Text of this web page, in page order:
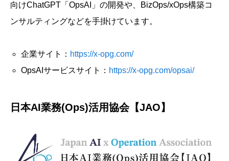
向けChatGPT「OpsAI」の開発や、BizOps/xOps構築コ
ンサルティングなどを手掛けています。
企業サイト： https://x-opg.com/
OpsAIサービスサイト： https://x-opg.com/opsai/
日本AI業務(Ops)活用協会【JAO】